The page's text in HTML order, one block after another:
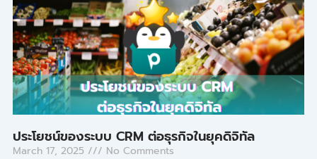
ประโยชน์ของระบบ CRM ต่อธุรกิจในยุคดิจิทัล
March 17, 2025
No Comments